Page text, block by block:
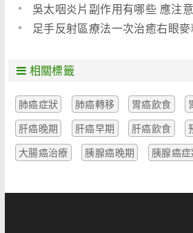
吳太咽炎片副作用有哪些 應注
足手反射區療法一次治癒右眼
相關標籤
肺癌症狀 肺癌轉移 胃癌飲食
肝癌晚期
肝癌早期 肝癌飲食
大腸癌治療
胰腺癌晚期 胰腺癌